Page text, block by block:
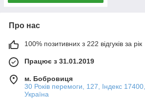
Про нас
100% позитивних з 222 відгуків за рік
Працює з 31.01.2019
м. Бобровиця
30 Років перемоги, 127, Індекс
Україна